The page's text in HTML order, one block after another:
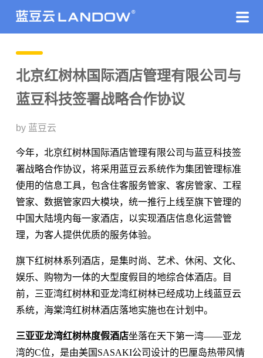
北京红树林国际酒店管理有限公司与
蓝豆科技签署战略合作协议
by 蓝豆云
今年，北京红树林国际酒店管理有限公司与蓝豆科技签
署战略合作协议，将采用蓝豆云系统作为集团管理标准
使用的信息工具，包含住客服务管家、客房管家、工程
管家、数据管家四大模块，统一推行上线至旗下管理的
中国大陆境内每一家酒店，以实现酒店信息化运营管
理，为客人提供优质的服务体验。
旗下红树林系列酒店，是集时尚、艺术、休闲、文化、
娱乐、购物为一体的大型度假目的地综合体酒店。目
前，三亚湾红树林和亚龙湾红树林已经成功上线蓝豆云
系统，海棠湾红树林酒店落地实施也在计划中。
三亚亚龙湾红树林度假酒店坐落在天下第一湾——亚龙
湾的C位，是由美国SASAKI公司设计的巴厘岛热带风情